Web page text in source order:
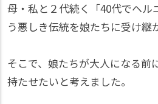
母・私と２代続く「40代でヘル
う悪しき伝統を娘たちに受け継
そこで、娘たちが大人になる前
持たせたいと考えました。